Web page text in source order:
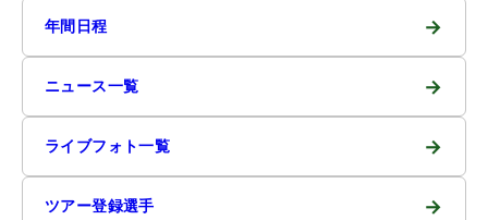
年間日程 →
ニュース一覧 →
ライブフォト一覧 →
ツアー登録選手 →